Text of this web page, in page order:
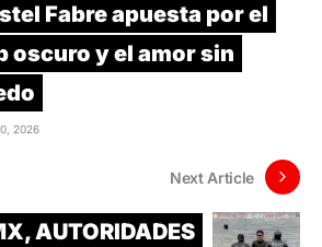
Fabre apuesta por el
oscuro y el amor sin
2026
Next Article
AUTORIDADES